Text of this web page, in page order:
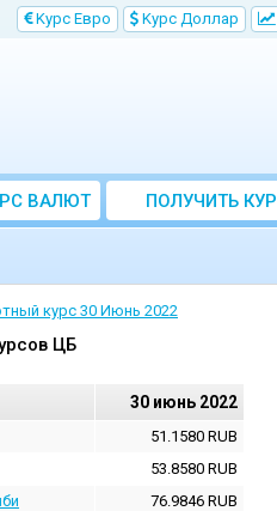
Kурс Евро Kурс Доллар
ВАЛЮТ
ПОЛУЧИТЬ
ВАЛЮТ ЦБ
курс 30 Июнь 2022
ЦБ
30 июнь 2022
51.1580 RUB
53.8580 RUB
76.9846 RUB